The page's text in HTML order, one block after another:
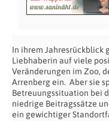
In ihrem Jahresrückblick
Liebhaberin auf viele
Veränderungen im Zoo,
Arrenberg ein. Aber sie
Betreuungssituation bei
niedrige Beitragssätze
ein gewichtiger